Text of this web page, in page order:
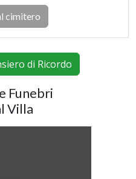
cimitero
di Ricordo
Funebri
Villa